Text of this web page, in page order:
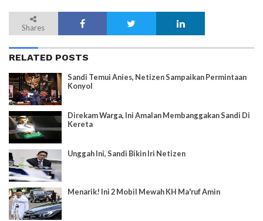
Shares
RELATED POSTS
Sandi Temui Anies, Netizen Sampaikan Permintaan
Konyol
Direkam Warga, Ini Amalan Membanggakan Sandi Di
Kereta
Unggah Ini, Sandi Bikin Iri Netizen
Menarik! Ini 2 Mobil Mewah KH Ma'ruf Amin